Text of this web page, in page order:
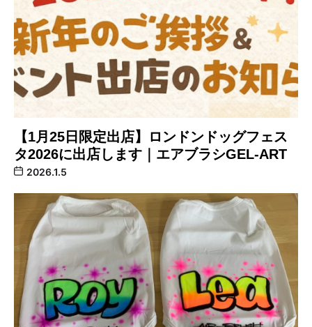
【1月25日限定出店】ロンドンドッグフェス
タ2026に出店します｜エアブラシGEL-ART
2026.1.5